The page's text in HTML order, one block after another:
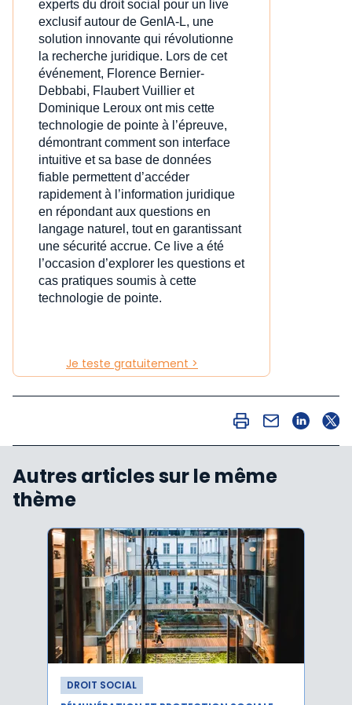
experts du droit social pour un live
exclusif autour de GenIA‑L, une
solution innovante qui révolutionne
la recherche juridique. Lors de cet
événement, Florence Bernier-
Debbabi, Flaubert Vuillier et
Dominique Leroux ont mis cette
technologie de pointe à l’épreuve,
démontrant comment son interface
intuitive et sa base de données
fiable permettent d’accéder
rapidement à l’information juridique
en répondant aux questions en
langage naturel, tout en garantissant
une sécurité accrue. Ce live a été
l’occasion d’explorer les questions et
cas pratiques soumis à cette
technologie de pointe.
Je teste gratuitement >
Autres articles sur le même
thème
DROIT SOCIAL